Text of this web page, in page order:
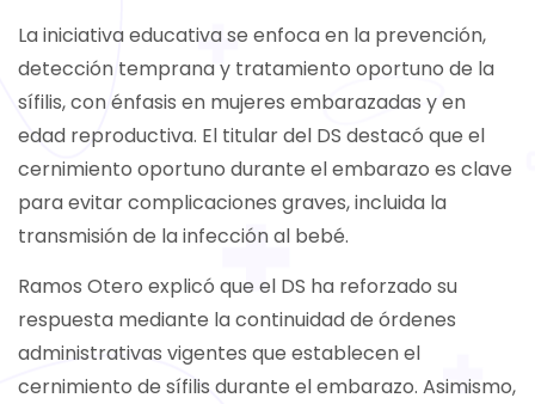
La iniciativa educativa se enfoca en la prevención,
detección temprana y tratamiento oportuno de la
sífilis, con énfasis en mujeres embarazadas y en
edad reproductiva. El titular del DS destacó que el
cernimiento oportuno durante el embarazo es clave
para evitar complicaciones graves, incluida la
transmisión de la infección al bebé.
Ramos Otero explicó que el DS ha reforzado su
respuesta mediante la continuidad de órdenes
administrativas vigentes que establecen el
cernimiento de sífilis durante el embarazo. Asimismo,